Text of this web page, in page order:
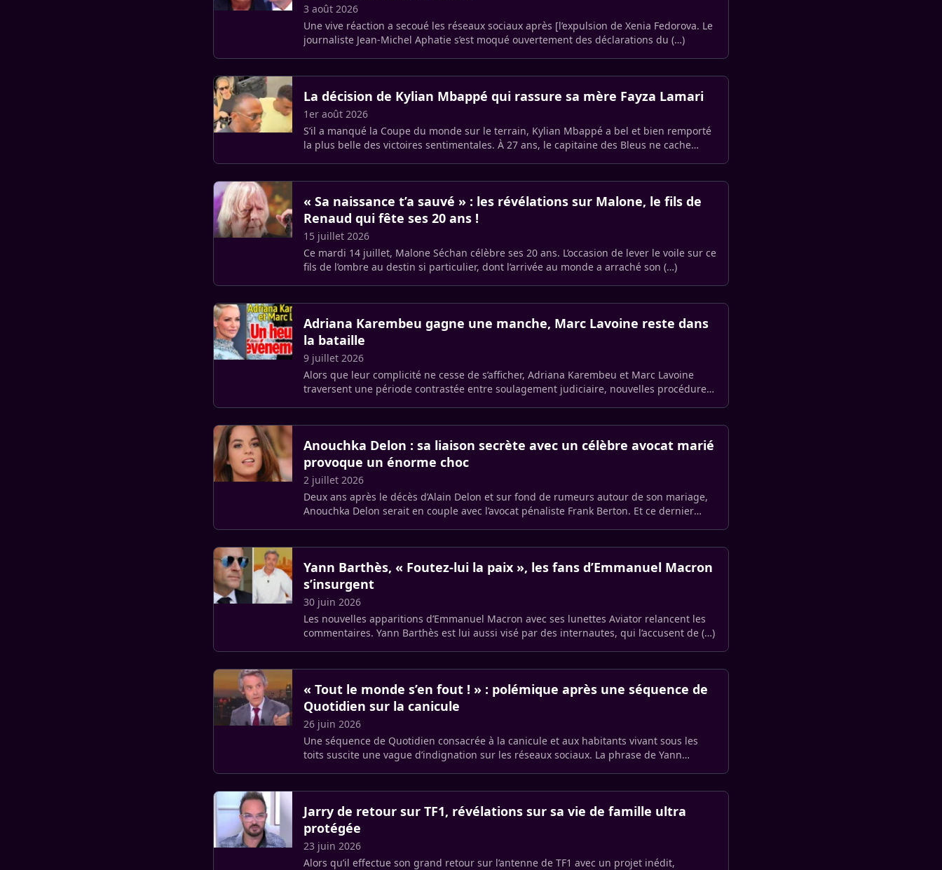
3 août 2026
Une vive réaction a secoué les réseaux sociaux après [l’expulsion de Xenia Fedorova. Le
journaliste Jean-Michel Aphatie s’est moqué ouvertement des déclarations du (…)
La décision de Kylian Mbappé qui rassure sa mère Fayza Lamari
1er août 2026
S’il a manqué la Coupe du monde sur le terrain, Kylian Mbappé a bel et bien remporté
la plus belle des victoires sentimentales. À 27 ans, le capitaine des Bleus ne cache
« Sa naissance t’a sauvé » : les révélations sur Malone, le fils de
Renaud qui fête ses 20 ans !
15 juillet 2026
Ce mardi 14 juillet, Malone Séchan célèbre ses 20 ans. L’occasion de lever le voile sur ce
fils de l’ombre au destin si particulier, dont l’arrivée au monde a arraché son (…)
Adriana Karembeu gagne une manche, Marc Lavoine reste dans
la bataille
9 juillet 2026
Alors que leur complicité ne cesse de s’afficher, Adriana Karembeu et Marc Lavoine
traversent une période contrastée entre soulagement judiciaire, nouvelles procédures
Anouchka Delon : sa liaison secrète avec un célèbre avocat marié
provoque un énorme choc
2 juillet 2026
Deux ans après le décès d’Alain Delon et sur fond de rumeurs autour de son mariage,
Anouchka Delon serait en couple avec l’avocat pénaliste Frank Berton. Et ce dernier
Yann Barthès, « Foutez-lui la paix », les fans d’Emmanuel Macron
s’insurgent
30 juin 2026
Les nouvelles apparitions d’Emmanuel Macron avec ses lunettes Aviator relancent les
commentaires. Yann Barthès est lui aussi visé par des internautes, qui l’accusent de (…)
« Tout le monde s’en fout ! » : polémique après une séquence de
Quotidien sur la canicule
26 juin 2026
Une séquence de Quotidien consacrée à la canicule et aux habitants vivant sous les
toits suscite une vague d’indignation sur les réseaux sociaux. La phrase de Yann
Jarry de retour sur TF1, révélations sur sa vie de famille ultra
protégée
23 juin 2026
Alors qu’il effectue son grand retour sur l’antenne de TF1 avec un projet inédit,